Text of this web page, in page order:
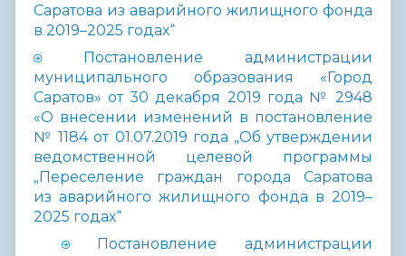
Саратова из аварийного жилищного фонда
в 2019–2025 годах“
Постановление администрации
муниципального образования «Город
Саратов» от 30 декабря 2019 года № 2948
«О внесении изменений в постановление
№ 1184 от 01.07.2019 года „Об утверждении
ведомственной целевой программы
„Переселение граждан города Саратова
из аварийного жилищного фонда в 2019–
2025 годах“
Постановление администрации